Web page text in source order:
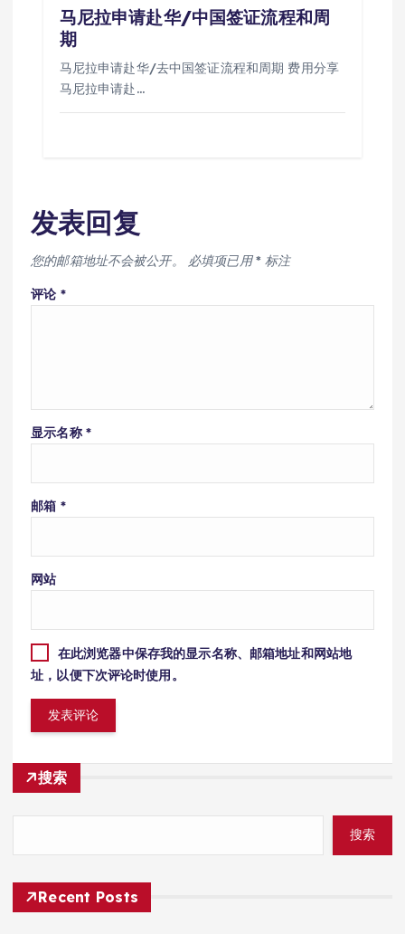
马尼拉申请赴华/中国签证流程和周
期
马尼拉申请赴华/去中国签证流程和周期 费用分享
马尼拉申请赴…
发表回复
您的邮箱地址不会被公开。 必填项已用* 标注
评论 *
显示名称 *
邮箱 *
网站
在此浏览器中保存我的显示名称、邮箱地址和网站地
址，以便下次评论时使用。
搜索
搜索
Recent Posts